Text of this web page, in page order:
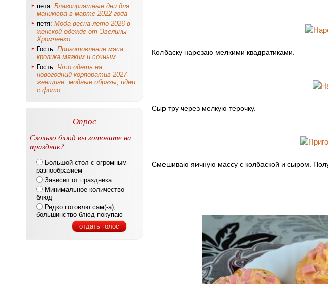
петя: Благоприятные дни для
маникюра в марте 2022 года
петя: Мода весна-лето 2026 в
женской одежде от Эвелины
Хромченко
Гость: Приготовление мяса
кролика мягким и сочным
Гость: Что одеть на
новогодний корпоратив 2027
женщине: модные образы, идеи
с фото
Опрос
Сколько блюд вы готовите на
праздник?
разнообразием
Зависит от праздника
блюд
большинство блюд покупаю
отдать голос
Колбаску нарезаю мелкими квадратиками.
Сыр тру через мелкую терочку.
Смешиваю яичную массу с колбаской и сыром.